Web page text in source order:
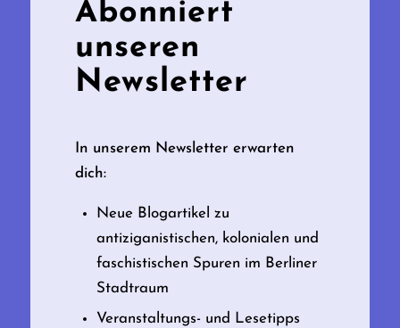
Abonniert
unseren
Newsletter
In unserem Newsletter erwarten
dich:
Neue Blogartikel zu
antiziganistischen, kolonialen und
faschistischen Spuren im Berliner
Stadtraum
Veranstaltungs- und Lesetipps